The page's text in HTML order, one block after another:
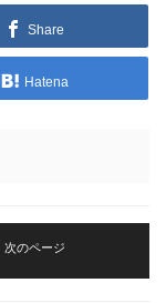
Share
Hatena
次のページ